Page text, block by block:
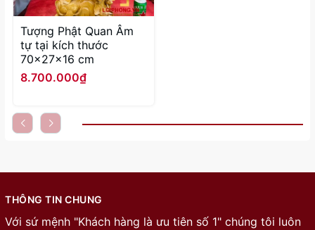
Tượng Phật Quan Âm
tự tại kích thước
70x27x16 cm
8.700.000₫
THÔNG TIN CHUNG
Với sứ mệnh "Khách hàng là ưu tiên số 1" chúng tôi luôn